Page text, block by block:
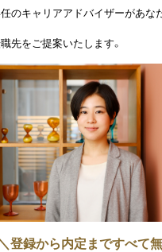
のキャリアアドバイザーがあな
先をご提案いたします。
＼登録から内定まですべて